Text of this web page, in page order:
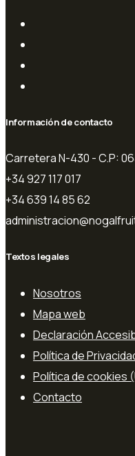
Información de contacto
Carretera N-430 - C.P:
+34 927 117 017
+34 639 14 85 62
Textos legales
Nosotros
Mapa web
Declaración
Política de
Política de cookies
Contacto